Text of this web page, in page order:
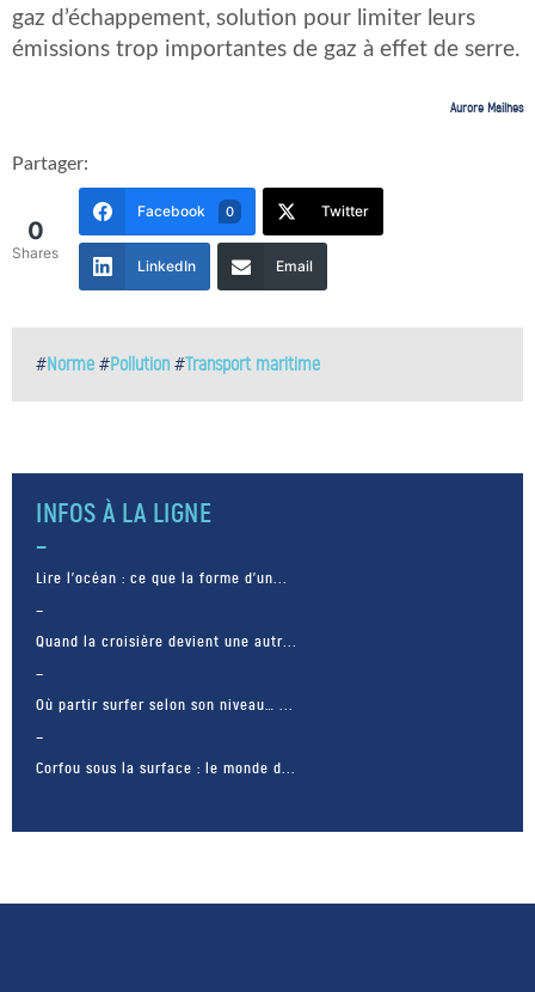
gaz d’échappement, solution pour limiter leurs
émissions trop importantes de gaz à effet de serre.
Aurore Mailhes
Partager:
0
Shares
Facebook 0 Twitter
LinkedIn Email
#Norme #Pollution #Transport maritime
INFOS À LA LIGNE
Lire l’océan : ce que la forme d’un...
Quand la croisière devient une autr...
Où partir surfer selon son niveau… ...
Corfou sous la surface : le monde d...